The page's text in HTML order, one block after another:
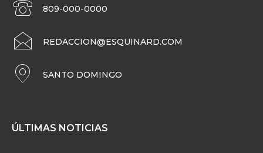
809-000-0000
REDACCION@ESQUINARD.COM
SANTO DOMINGO
ÚLTIMAS NOTICIAS